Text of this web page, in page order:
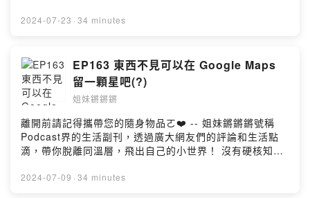
的大家🤪 Megan與Amber，相差10歲的忘年之交(?)，透
Facebook| https://www.facebook.com/kiangsis
Instagram| https://www.instagram.com/kiang_sis --
Hosting provided by SoundOn
2024-07-23 · 34 minutes
EP163 東西不見可以在 Google Maps
留一顆星吧(?)
姐妹鏘鏘鏘
離開前請記得攜帶您的隨身物品ㄛ❤️ -- 姐妹鏘鏘鏘號稱
Podcast界的生活副刊，透過廣大網友們的評論和生活點
滴，帶你脫離同溫層，飛出自己的小世界！ 沒有硬核知識
容，獻給最ㄎㄧㄤ的大家🤪 Megan與Amber，相差10歲
2024-07-09 · 34 minutes